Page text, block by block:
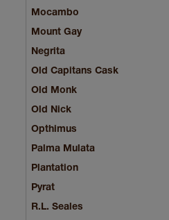
Mocambo
Mount Gay
Negrita
Old Capitans Cask
Old Monk
Old Nick
Opthimus
Palma Mulata
Plantation
Pyrat
R.L. Seales